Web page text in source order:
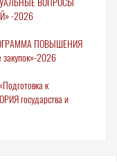
-2026
ПОВЫШЕНИЯ
2026
к
государства и